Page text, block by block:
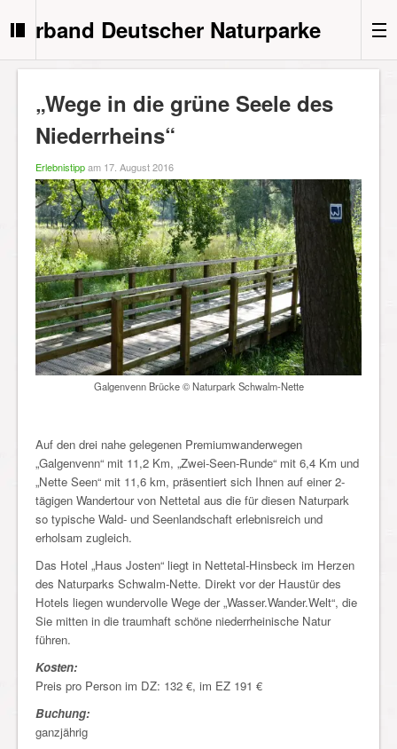
Verband Deutscher Naturparke
„Wege in die grüne Seele des
Niederrheins“
Erlebnistippam 17. August 2016
Galgenvenn Brücke © Naturpark Schwalm-Nette
Auf den drei nahe gelegenen Premiumwanderwegen
„Galgenvenn“ mit 11,2 Km, „Zwei-Seen-Runde“ mit 6,4 Km und
„Nette Seen“ mit 11,6 km, präsentiert sich Ihnen auf einer 2-
tägigen Wandertour von Nettetal aus die für diesen Naturpark
so typische Wald- und Seenlandschaft erlebnisreich und
erholsam zugleich.
Das Hotel „Haus Josten“ liegt in Nettetal-Hinsbeck im Herzen
des Naturparks Schwalm-Nette. Direkt vor der Haustür des
Hotels liegen wundervolle Wege der „Wasser.Wander.Welt“, die
Sie mitten in die traumhaft schöne niederrheinische Natur
führen.
Kosten:
Preis pro Person im DZ: 132 €, im EZ 191 €
Buchung:
ganzjährig